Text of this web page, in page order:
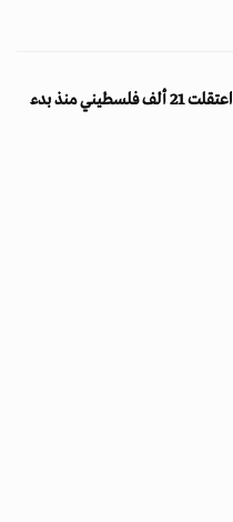
بينهم 1655 طفلاً.. "نادي الأسير": إسرائيل اعتقلت 21 ألف فلسطيني منذ بدء